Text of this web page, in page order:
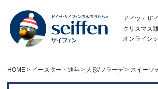
ドイツ・ザ
クリスマス
オンライン
HOME > イースター・通年 > 人形/フラーデ> スイーツ